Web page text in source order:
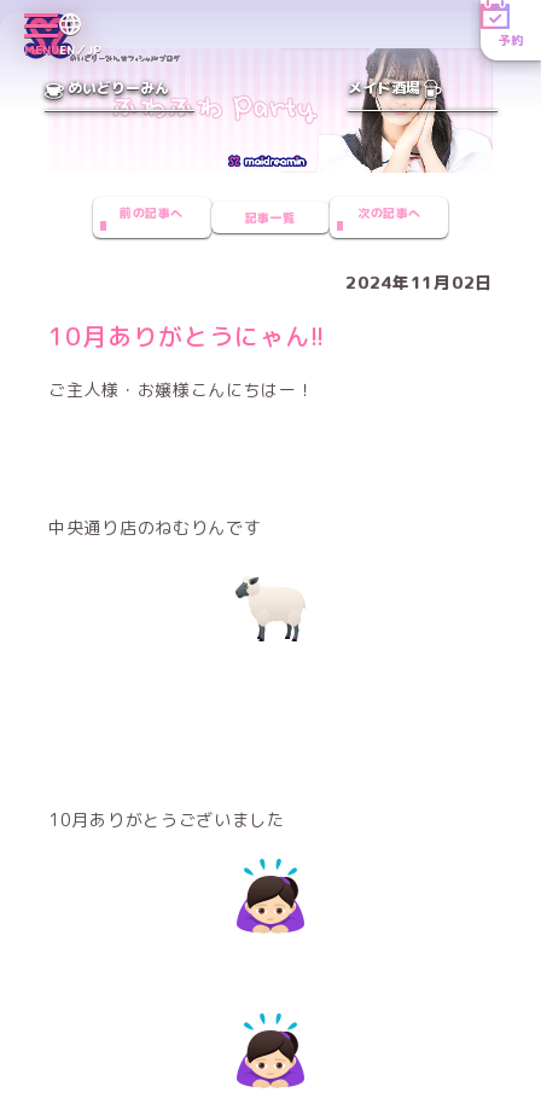
MENUEN／JP
予約
めいどりーみん メイド酒場
前の記事へ 記事一覧 次の記事へ
2024年11月02日
10月ありがとうにゃん!!
ご主人様・お嬢様こんにちはー！
中央通り店のねむりんです
10月ありがとうございました